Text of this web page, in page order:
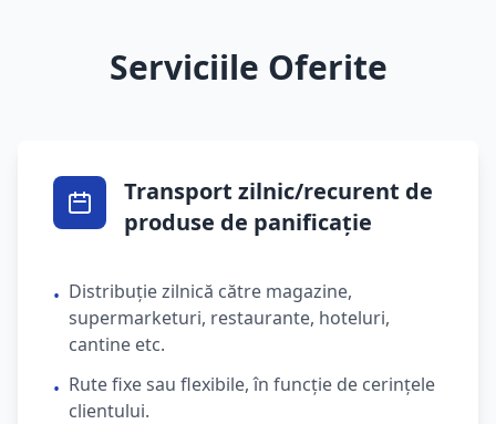
Serviciile Oferite
Transport zilnic/recurent de
produse de panificație
• Distribuție zilnică către magazine,
supermarketuri, restaurante, hoteluri,
cantine etc.
• Rute fixe sau flexibile, în funcție de cerințele
clientului.